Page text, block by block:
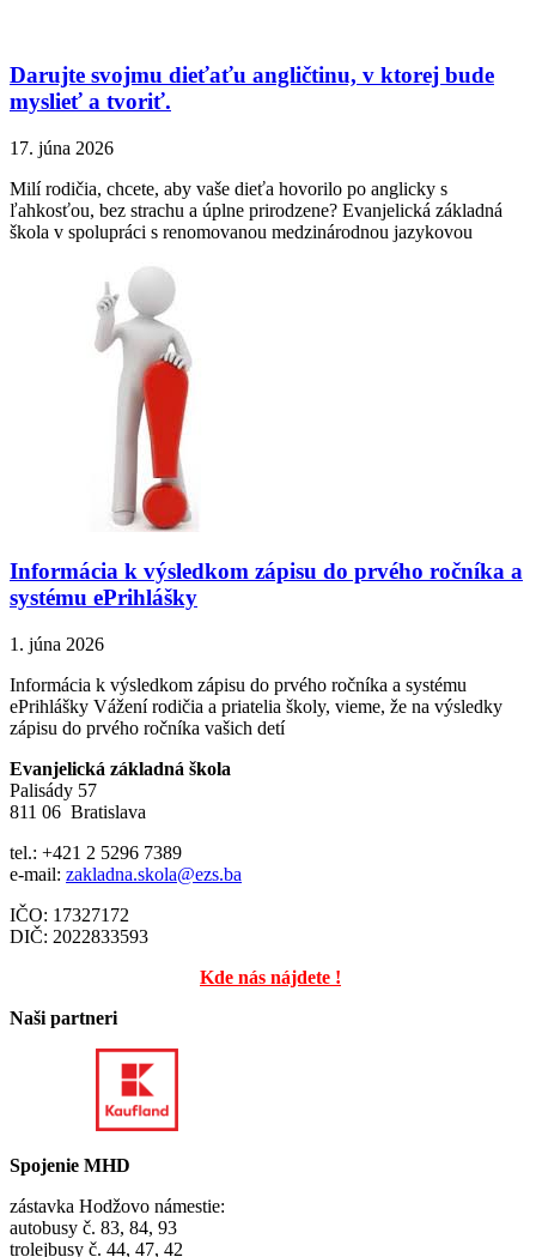
Darujte svojmu dieťaťu angličtinu, v ktorej bude
myslieť a tvoriť.
17. júna 2026
Milí rodičia, chcete, aby vaše dieťa hovorilo po anglicky s
ľahkosťou, bez strachu a úplne prirodzene? Evanjelická základná
škola v spolupráci s renomovanou medzinárodnou jazykovou
Informácia k výsledkom zápisu do prvého ročníka a
systému ePrihlášky
1. júna 2026
Informácia k výsledkom zápisu do prvého ročníka a systému
ePrihlášky Vážení rodičia a priatelia školy, vieme, že na výsledky
zápisu do prvého ročníka vašich detí
Evanjelická základná škola
Palisády 57
811 06 Bratislava
tel.: +421 2 5296 7389
e-mail: zakladna.skola@ezs.ba
IČO: 17327172
DIČ: 2022833593
Kde nás nájdete !
Naši partneri
Spojenie MHD
zástavka Hodžovo námestie:
autobusy č. 83, 84, 93
trolejbusy č. 44, 47, 42